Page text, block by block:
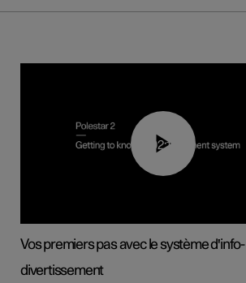
02:11
Vos premiers pas avec le système d'info-
divertissement